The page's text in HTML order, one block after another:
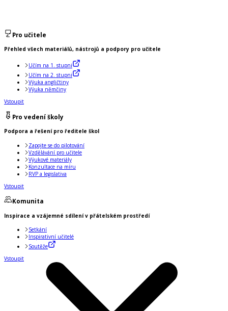
Pro učitele
Přehled všech materiálů, nástrojů a podpory pro učitele
Učím na 1. stupni
Učím na 2. stupni
Výuka angličtiny
Výuka němčiny
Vstoupit
Pro vedení školy
Podpora a řešení pro ředitele škol
Zapojte se do pilotování
Vzdělávání pro učitele
Výukové materiály
Konzultace na míru
RVP a legislativa
Vstoupit
Komunita
Inspirace a vzájemné sdílení v přátelském prostředí
Setkání
Inspirativní učitelé
Soutěže
Vstoupit